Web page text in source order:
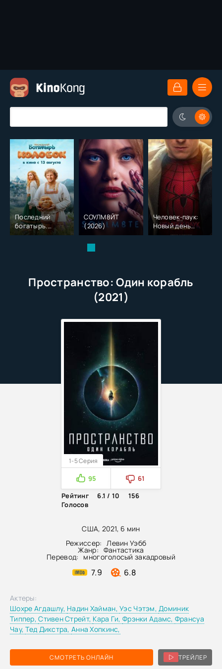
Последний
богатырь.
Колобок (2026)
СОУЛМ8ЙТ
(2026)
Человек-паук:
Новый день
(2026)
Пространство: Один корабль
(2021)
США, 2021, 6 мин
Режиссер: Левин Уэбб
Жанр: Фантастика
Перевод: многоголосый закадровый
7.9 6.8
1-5 Серия
95
61
Рейтинг
6.1 / 10
156
Голосов
СМОТРЕТЬ ОНЛАЙН ТРЕЙЛЕР
Актеры:
Шохре Агдашлу, Надин Хайман,Уэс Чэтэм,Доминик
Типпер,Стивен Стрейт, Кара Ги, Фрэнки Адамс, Франсуа
Чау,Тед Дикстра,Анна Хопкинс,